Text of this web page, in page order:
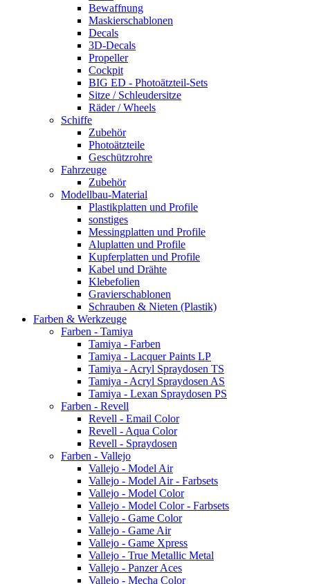
Bewaffnung
Maskierschablonen
Decals
3D-Decals
Propeller
Cockpit
BIG ED - Photoätzteil-Sets
Sitze / Schleudersitze
Räder / Wheels
Schiffe
Zubehör
Photoätzteile
Geschützrohre
Fahrzeuge
Zubehör
Modellbau-Material
Plastikplatten und Profile
sonstiges
Messingplatten und Profile
Aluplatten und Profile
Kupferplatten und Profile
Kabel und Drähte
Klebefolien
Gravierschablonen
Schrauben & Nieten (Plastik)
Farben & Werkzeuge
Farben - Tamiya
Tamiya - Farben
Tamiya - Lacquer Paints LP
Tamiya - Acryl Spraydosen TS
Tamiya - Acryl Spraydosen AS
Tamiya - Lexan Spraydosen PS
Farben - Revell
Revell - Email Color
Revell - Aqua Color
Revell - Spraydosen
Farben - Vallejo
Vallejo - Model Air
Vallejo - Model Air - Farbsets
Vallejo - Model Color
Vallejo - Model Color - Farbsets
Vallejo - Game Color
Vallejo - Game Air
Vallejo - Game Xpress
Vallejo - True Metallic Metal
Vallejo - Panzer Aces
Vallejo - Mecha Color